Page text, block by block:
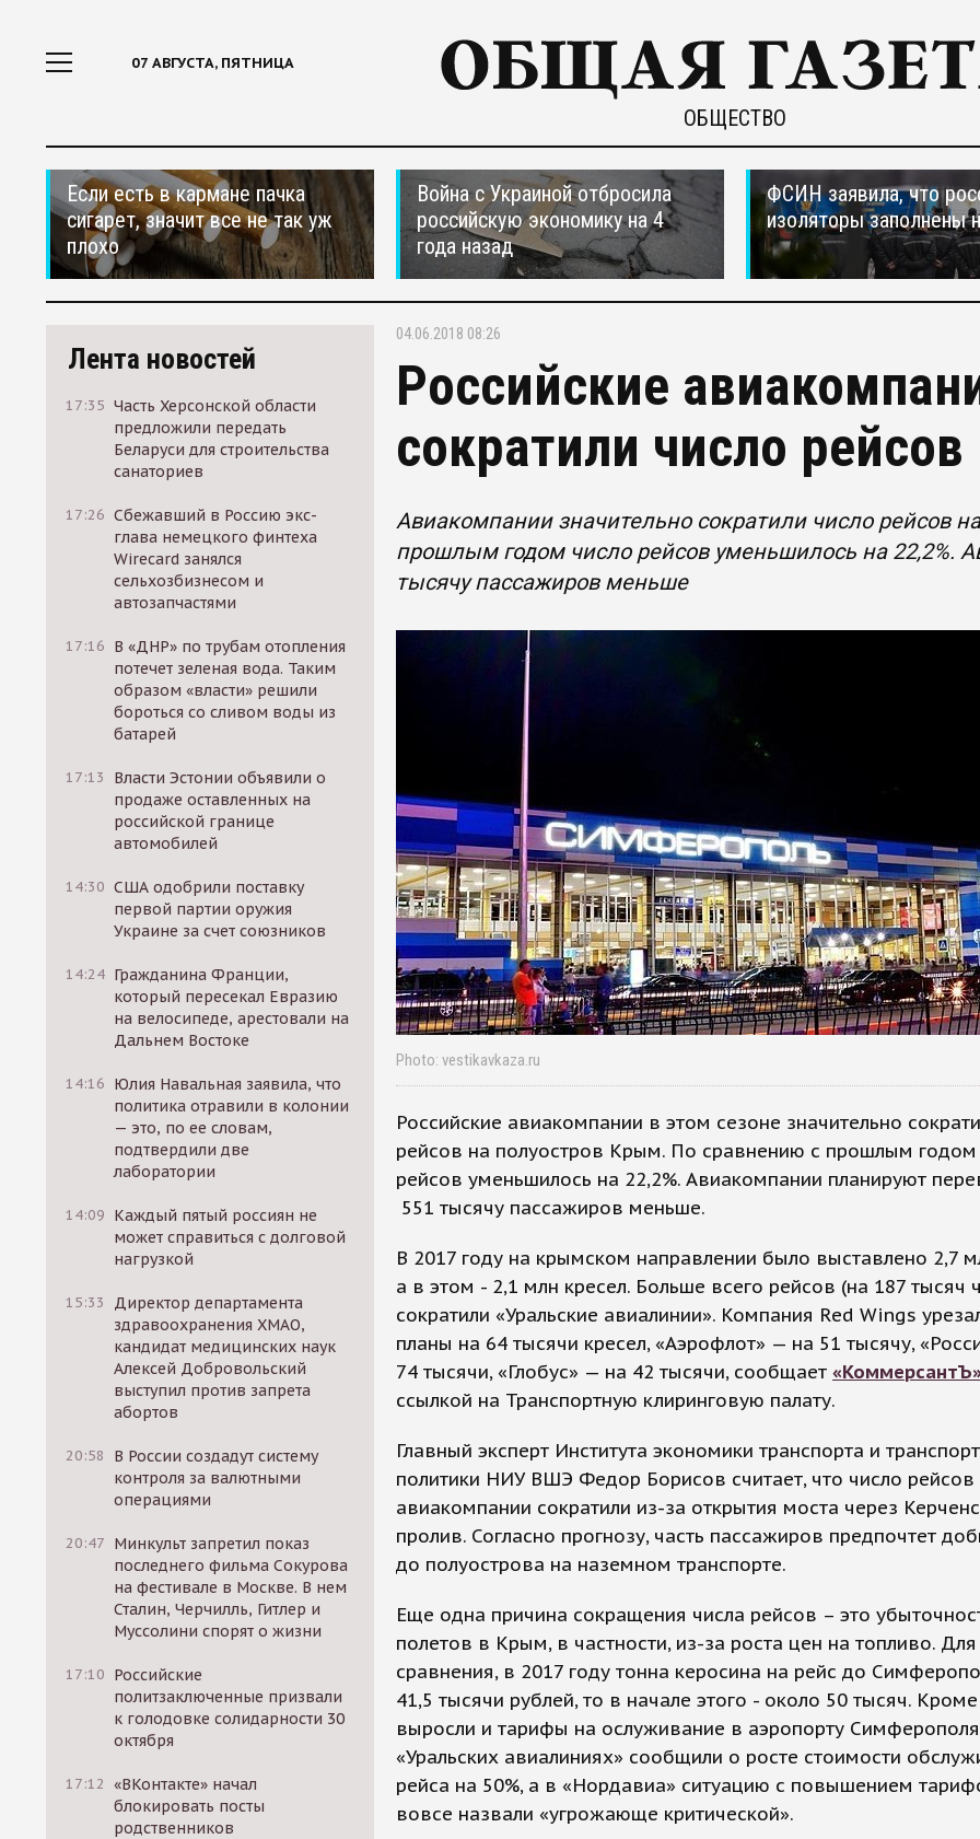
07 АВГУСТА, ПЯТНИЦА
ОБЩЕСТВО
Если есть в кармане пачка
сигарет, значит все не так уж
плохо
Война с Украиной отбросила
российскую экономику на 4
года назад
ФСИН заявила, что
изоляторы заполнены
Лента новостей
17:35 Часть Херсонской области
предложили передать
Беларуси для строительства
санаториев
17:26 Сбежавший в Россию экс-
глава немецкого финтеха
Wirecard занялся
сельхозбизнесом и
автозапчастями
17:16 В «ДНР» по трубам отопления
потечет зеленая вода. Таким
образом «власти» решили
бороться со сливом воды из
батарей
17:13
Власти Эстонии объявили о
продаже оставленных на
российской границе
автомобилей
14:30 США одобрили поставку
первой партии оружия
Украине за счет союзников
14:24 Гражданина Франции,
который пересекал Евразию
на велосипеде, арестовали на
Дальнем Востоке
14:16 Юлия Навальная заявила, что
политика отравили в колонии
— это, по ее словам,
подтвердили две
лаборатории
14:09 Каждый пятый россиян не
может справиться с долговой
нагрузкой
15:33
Директор департамента
здравоохранения ХМАО,
кандидат медицинских наук
Алексей Добровольский
выступил против запрета
абортов
20:58
В России создадут систему
контроля за валютными
операциями
20:47 Минкульт запретил показ
последнего фильма Сокурова
на фестивале в Москве. В нем
Сталин, Черчилль, Гитлер и
Муссолини спорят о жизни
17:10 Российские
политзаключенные призвали
к голодовке солидарности 30
октября
17:12 «ВКонтакте» начал
блокировать посты
родственников
04.06.2018 08:26
Российские
сократили число
Авиакомпании значительно сократили число рейсов
прошлым годом число рейсов уменьшилось на 22,2%.
тысячу пассажиров меньше
Photo: vestikavkaza.ru
Российские авиакомпании в этом сезоне значительно
рейсов на полуостров Крым. По сравнению с прошлым годом
рейсов уменьшилось на 22,2%. Авиакомпании планируют
551 тысячу пассажиров меньше.
В 2017 году на крымском направлении было выставлено 2,7
а в этом - 2,1 млн кресел. Больше всего рейсов (на 187 тысяч
сократили «Уральские авиалинии». Компания Red Wings
планы на 64 тысячи кресел, «Аэрофлот» — на 51 тысячу,
74 тысячи, «Глобус» — на 42 тысячи, сообщает
ссылкой на Транспортную клиринговую палату.
Главный эксперт Института экономики транспорта и
политики НИУ ВШЭ Федор Борисов считает, что число
авиакомпании сократили из-за открытия моста через
пролив. Согласно прогнозу, часть пассажиров предпочтет
до полуострова на наземном транспорте.
Еще одна причина сокращения числа рейсов – это
полетов в Крым, в частности, из-за роста цен на топливо. Для
сравнения, в 2017 году тонна керосина на рейс до
41,5 тысячи рублей, то в начале этого - около 50 тысяч. Кроме
выросли и тарифы на ослуживание в аэропорту
«Уральских авиалиниях» сообщили о росте стоимости
рейса на 50%, а в «Нордавиа» ситуацию с повышением
вовсе назвали «угрожающе критической».